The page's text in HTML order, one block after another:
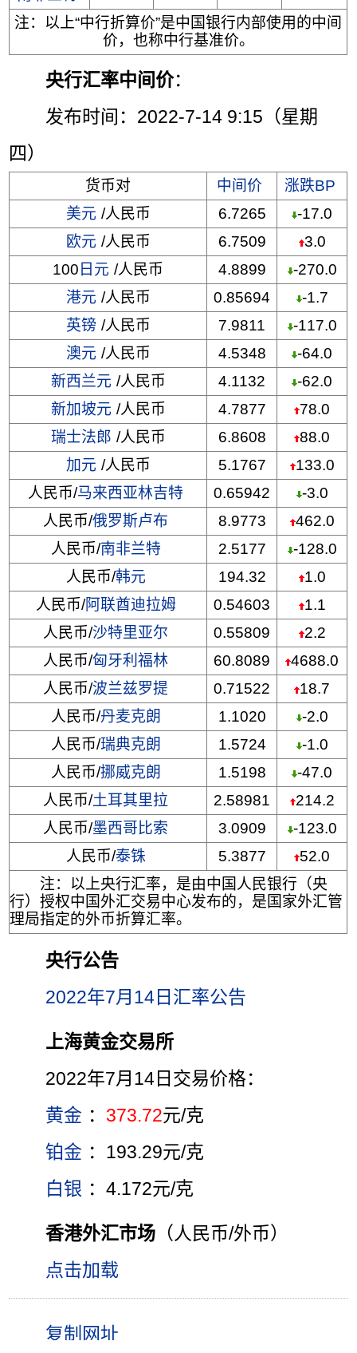
注：以上“中行折算价”是中国银行内部使用的中间
价，也称中行基准价。
央行汇率中间价：
发布时间：2022-7-14 9:15（星期
四）
货币对 中间价
涨跌BP
美元 /人民币 6.7265
-17.0
欧元 /人民币 6.7509
3.0
100 日元 /人民币 4.8899
-270.0
港元 /人民币 0.85694
-1.7
英镑 /人民币 7.9811
-117.0
澳元 /人民币 4.5348
-64.0
新西兰元 /人民币 4.1132
-62.0
新加坡元 /人民币 4.7877
78.0
瑞士法郎 /人民币 6.8608
88.0
加元 /人民币 5.1767
133.0
人民币/马来西亚林吉特 0.65942
-3.0
人民币/俄罗斯卢布 8.9773
462.0
人民币/南非兰特 2.5177
-128.0
人民币/韩元 194.32
1.0
人民币/阿联酋迪拉姆 0.54603
1.1
人民币/沙特里亚尔 0.55809
2.2
人民币/匈牙利福林 60.8089
4688.0
人民币/波兰兹罗提 0.71522
18.7
人民币/丹麦克朗 1.1020
-2.0
人民币/瑞典克朗 1.5724
-1.0
人民币/挪威克朗 1.5198
-47.0
人民币/土耳其里拉 2.58981
214.2
人民币/墨西哥比索 3.0909
-123.0
人民币/泰铢 5.3877
52.0
注：以上央行汇率，是由中国人民银行（央
行）授权中国外汇交易中心发布的，是国家外汇管
理局指定的外币折算汇率。
央行公告
2022年7月14日汇率公告
上海黄金交易所
2022年7月14日交易价格：
黄金 ： 373.72元/克
铂金 ：193.29元/克
白银 ：4.172元/克
香港外汇市场 （人民币/外币）
点击加载